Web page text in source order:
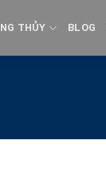
THỦY BLOG